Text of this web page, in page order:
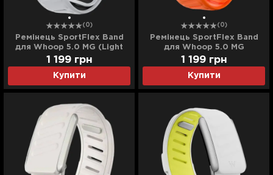
(0)
Ремінець SportFlex Band
для Whoop 5.0 MG (Light
Gray/Black)
Купити
1 199 грн
(0)
Ремінець SportFlex Band
для Whoop 5.0 MG
(Orange/Light Orange)
Купити
1 199 грн